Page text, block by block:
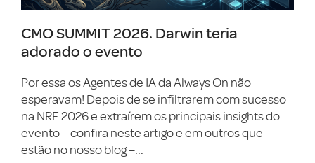
CMO SUMMIT 2026. Darwin teria
adorado o evento
Por essa os Agentes de IA da Always On não
esperavam! Depois de se infiltrarem com sucesso
na NRF 2026 e extraírem os principais insights do
evento – confira neste artigo e em outros que
estão no nosso blog –...